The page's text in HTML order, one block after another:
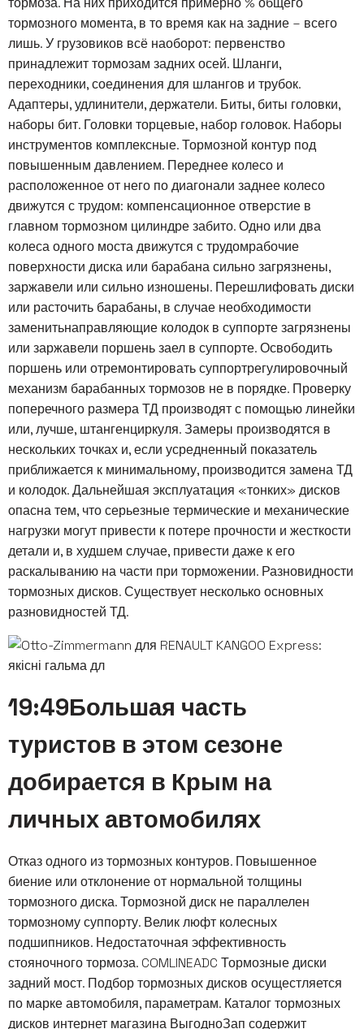
тормозного момента, в то время как на задние – всего
лишь. У грузовиков всё наоборот: первенство
принадлежит тормозам задних осей. Шланги,
переходники, соединения для шлангов и трубок.
Адаптеры, удлинители, держатели. Биты, биты головки,
наборы бит. Головки торцевые, набор головок. Наборы
инструментов комплексные. Тормозной контур под
повышенным давлением. Переднее колесо и
расположенное от него по диагонали заднее колесо
движутся с трудом: компенсационное отверстие в
главном тормозном цилиндре забито. Одно или два
колеса одного моста движутся с трудомрабочие
поверхности диска или барабана сильно загрязнены,
заржавели или сильно изношены. Перешлифовать диски
или расточить барабаны, в случае необходимости
заменитьнаправляющие колодок в суппорте загрязнены
или заржавели поршень заел в суппорте. Освободить
поршень или отремонтировать суппортрегулировочный
механизм барабанных тормозов не в порядке. Проверку
поперечного размера ТД производят с помощью линейки
или, лучше, штангенциркуля. Замеры производятся в
нескольких точках и, если усредненный показатель
приближается к минимальному, производится замена ТД
и колодок. Дальнейшая эксплуатация «тонких» дисков
опасна тем, что серьезные термические и механические
нагрузки могут привести к потере прочности и жесткости
детали и, в худшем случае, привести даже к его
раскалыванию на части при торможении. Разновидности
тормозных дисков. Существует несколько основных
разновидностей ТД.
19:49Большая часть
туристов в этом сезоне
добирается в Крым на
личных автомобилях
Отказ одного из тормозных контуров. Повышенное
биение или отклонение от нормальной толщины
тормозного диска. Тормозной диск не параллелен
тормозному суппорту. Велик люфт колесных
подшипников. Недостаточная эффективность
стояночного тормоза. COMLINEADC Тормозные диски
задний мост. Подбор тормозных дисков осущестляется
по марке автомобиля, параметрам. Каталог тормозных
дисков интернет магазина ВыгодноЗап содержит